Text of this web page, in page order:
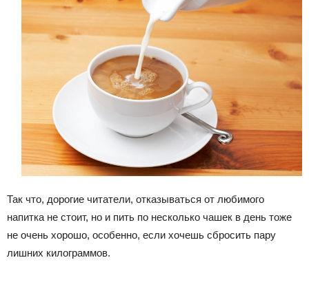
Так что, дорогие читатели, отказываться от любимого
напитка не стоит, но и пить по несколько чашек в день тоже
не очень хорошо, особенно, если хочешь сбросить пару
лишних килограммов.